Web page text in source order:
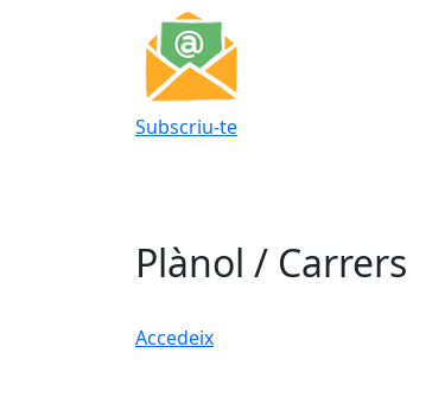
Subscriu-te
Plànol / Carrers
Accedeix